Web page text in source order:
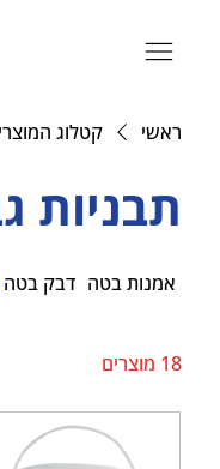
ראשי קטלוג
תבניות
אמנות בטה דבק בטה
18 מוצרים